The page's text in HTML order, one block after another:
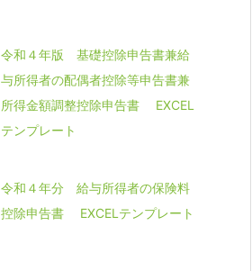
令和４年版 基礎控除申告書兼給
与所得者の配偶者控除等申告書兼
所得金額調整控除申告書 EXCEL
テンプレート
令和４年分 給与所得者の保険料
控除申告書 EXCELテンプレート